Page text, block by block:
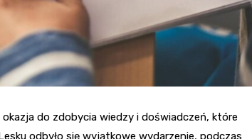
do zdobycia wiedzy i doświadczeń, które
odbyło się wyjątkowe wydarzenie, podczas